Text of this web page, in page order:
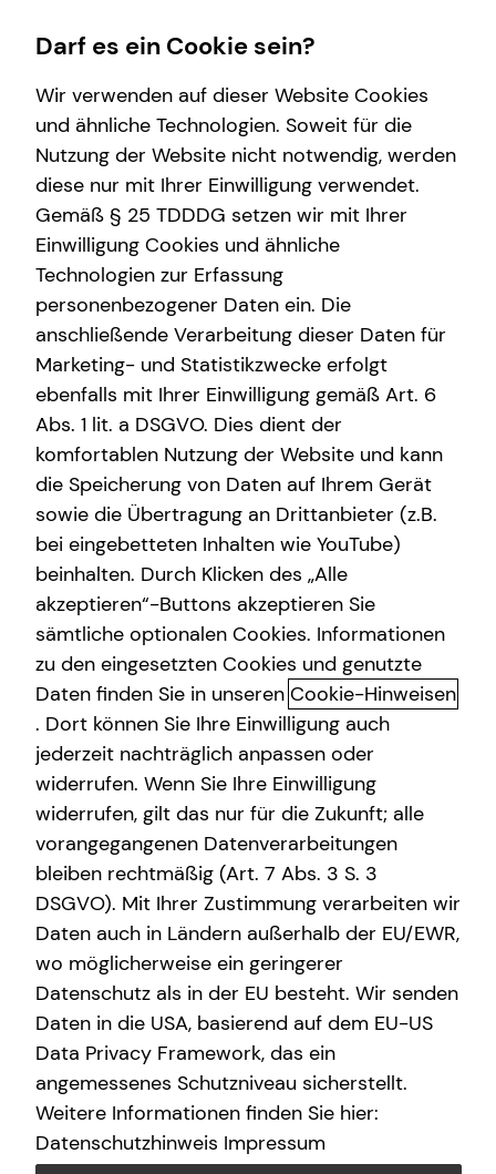
Wissenswertes
Über mich
Über tecis
Podcast
teamzukunft
Interview
Service
Kundenportal
Schadenabwicklung
Finanzberatung
Investment
Arbeitskraftabsicherung
Altersvorsorge
Spezialisten-Netzwerk
Immobilienfinanzierung
Kapitalanlage Immobilien
Private Krankenvorsorge
Betriebliche Altersvorsorge
Videoberatung
Gewerbliche Versicherungen
Kindervorsorge
Sach- und Vermögenssicherung
Expat
Karriere-Infos
Karrierechancen
Initiativbewerbung
Marc Zacharias
Senior Sales Consultant
Anrede
Titel
Vorname
Nachname
Adresse
Hausnummer
Postleitzahl
Telefonnummer
E-Mail
Nachricht
Darf es ein Cookie sein?
Wir verwenden auf dieser Website Cookies
und ähnliche Technologien. Soweit für die
Nutzung der Website nicht notwendig, werden
diese nur mit Ihrer Einwilligung verwendet.
Gemäß § 25 TDDDG setzen wir mit Ihrer
Einwilligung Cookies und ähnliche
Technologien zur Erfassung
personenbezogener Daten ein. Die
anschließende Verarbeitung dieser Daten für
Marketing- und Statistikzwecke erfolgt
ebenfalls mit Ihrer Einwilligung gemäß Art. 6
Abs. 1 lit. a DSGVO. Dies dient der
komfortablen Nutzung der Website und kann
die Speicherung von Daten auf Ihrem Gerät
sowie die Übertragung an Drittanbieter (z.B.
bei eingebetteten Inhalten wie YouTube)
beinhalten. Durch Klicken des „Alle
akzeptieren“-Buttons akzeptieren Sie
sämtliche optionalen Cookies. Informationen
zu den eingesetzten Cookies und genutzte
Daten finden Sie in unseren Cookie-Hinweisen
. Dort können Sie Ihre Einwilligung auch
jederzeit nachträglich anpassen oder
widerrufen. Wenn Sie Ihre Einwilligung
widerrufen, gilt das nur für die Zukunft; alle
vorangegangenen Datenverarbeitungen
bleiben rechtmäßig (Art. 7 Abs. 3 S. 3
DSGVO). Mit Ihrer Zustimmung verarbeiten wir
Daten auch in Ländern außerhalb der EU/EWR,
wo möglicherweise ein geringerer
Datenschutz als in der EU besteht. Wir senden
Daten in die USA, basierend auf dem EU-US
Data Privacy Framework, das ein
angemessenes Schutzniveau sicherstellt.
Weitere Informationen finden Sie hier:
Datenschutzhinweis Impressum